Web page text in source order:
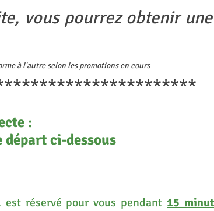
vous pourrez obtenir
à l'autre selon les promotions en cours
:
départ ci-dessous
réservé pour vous pendant15